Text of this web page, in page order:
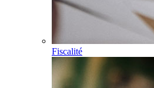
Fiscalité